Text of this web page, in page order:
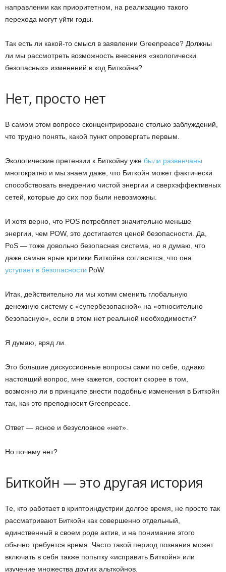
направлении как приоритетном, на реализацию такого
перехода могут уйти годы.
Так есть ли какой-то смысл в заявлении Greenpeace? Должны
ли мы рассмотреть возможность внесения «экологически
безопасных» изменений в код Биткойна?
Нет, просто нет
В самом этом вопросе сконцентрировано столько заблуждений,
что трудно понять, какой пункт опровергать первым.
Экологические претензии к Биткойну уже были развенчаны
многократно и мы знаем даже, что Биткойн может фактически
способствовать внедрению чистой энергии и сверхэффективных
сетей, которые до сих пор были невозможны.
И хотя верно, что POS потребляет значительно меньше
энергии, чем POW, это достигается ценой безопасности. Да,
PoS — тоже довольно безопасная система, но я думаю, что
даже самые ярые критики Биткойна согласятся, что она
уступает в безопасности PoW.
Итак, действительно ли мы хотим сменить глобальную
денежную систему с «супербезопасной» на «относительно
безопасную», если в этом нет реальной необходимости?
Я думаю, вряд ли.
Это большие дискуссионные вопросы сами по себе, однако
настоящий вопрос, мне кажется, состоит скорее в том,
возможно ли в принципе внести подобные изменения в Биткойн
так, как это преподносит Greenpeace.
Ответ — ясное и безусловное «нет».
Но почему нет?
Биткойн — это другая история
Те, кто работает в криптоиндустрии долгое время, не просто так
рассматривают Биткойн как совершенно отдельный,
единственный в своем роде актив, и на понимание этого
обычно требуется время. Часто такой период познания может
включать в себя также попытку «исправить Биткойн» или
изучение множества других альткойнов.